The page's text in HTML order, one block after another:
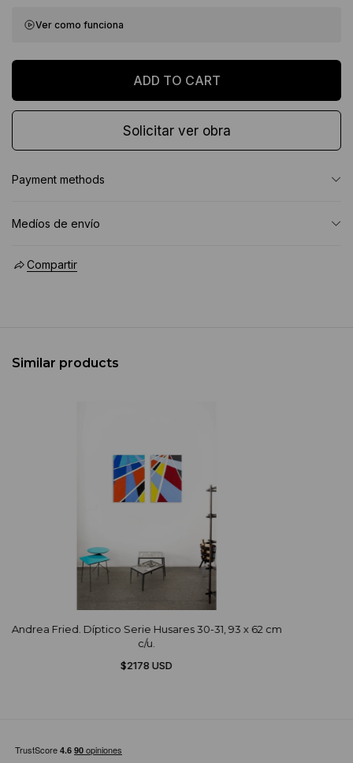
Ver como funciona
Solicitar ver obra
Payment methods
Medíos de envío
Compartir
Similar products
Andrea Fried. Díptico Serie Husares 30-31, 93 x 62 cm
c/u.
$2178 USD